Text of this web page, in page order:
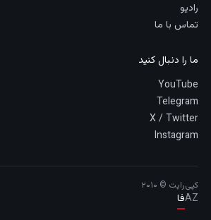
رادیو
تماس با ما
ما را دنبال کنید
YouTube
Telegram
X / Twitter
Instagram
کپی‌رایت © ۲۰۱۰
AZفا